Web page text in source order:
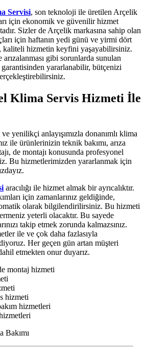
Servisi, son teknoloji ile üretilen Arçelik
için ekonomik ve güvenilir hizmet
Sizler de Arçelik markasına sahip olan
için haftanın yedi günü ve yirmi dört
kaliteli hizmetin keyfini yaşayabilirsiniz.
arızalanması gibi sorunlarda sunulan
yararlanabilir, bütçenizi
Klima Servis Hizmeti İle
yenilikçi anlayışımızla donanımlı klima
ile ürünlerinizin teknik bakımı, arıza
de montajı konusunda profesyonel
Bu hizmetlerimizden yararlanmak için
aracılığı ile hizmet almak bir ayrıcalıktır.
için zamanlarınız geldiğinde,
olarak bilgilendirilirsiniz. Bu hizmeti
yeterli olacaktır. Bu sayede
takip etmek zorunda kalmazsınız.
ile ve çok daha fazlasıyla
Her geçen gün artan müşteri
etmekten onur duyarız.
montaj hizmeti
hizmeti
hizmetleri